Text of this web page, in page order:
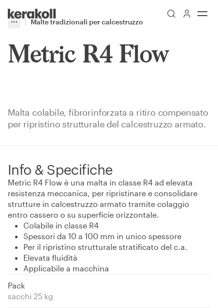
Go to Homepage
More
Toggle menu
Malte tradizionali per calcestruzzo
Metric R4 Flow
Malta colabile, fibrorinforzata a ritiro compensato
per ripristino strutturale del calcestruzzo armato.
Info & Specifiche
Metric R4 Flow è una malta in classe R4 ad elevata
resistenza meccanica, per ripristinare e consolidare
strutture in calcestruzzo armato tramite colaggio
entro cassero o su superficie orizzontale.
Colabile in classe R4
Spessori da 10 a 100 mm in unico spessore
Per il ripristino strutturale stratificato del c.a.
Elevata fluidità
Applicabile a macchina
Pack
sacchi 25 kg